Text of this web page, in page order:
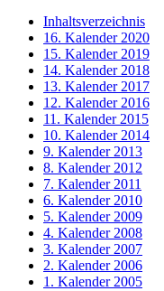
Inhaltsverzeichnis
16. Kalender 2020
15. Kalender 2019
14. Kalender 2018
13. Kalender 2017
12. Kalender 2016
11. Kalender 2015
10. Kalender 2014
9. Kalender 2013
8. Kalender 2012
7. Kalender 2011
6. Kalender 2010
5. Kalender 2009
4. Kalender 2008
3. Kalender 2007
2. Kalender 2006
1. Kalender 2005